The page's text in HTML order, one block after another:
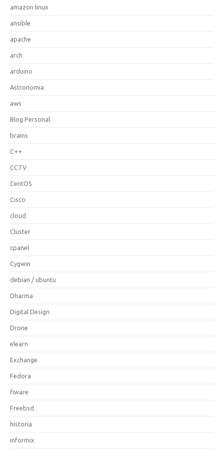
amazon linux
ansible
apache
arch
arduino
Astronomia
aws
Blog Personal
brains
C++
CCTV
CentOS
Cisco
cloud
Cluster
cpanel
Cygwin
debian / ubuntu
Dharma
Digital Design
Drone
elearn
Exchange
Fedora
fiware
Freebsd
historia
informix